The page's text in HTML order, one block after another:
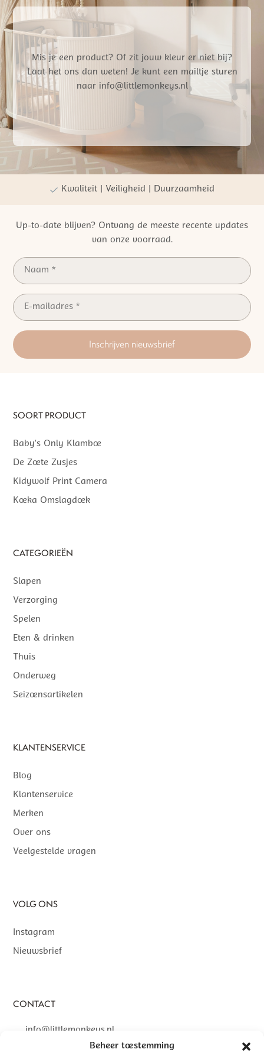
Beheer toestemming
Mis je een product? Of zit jouw kleur er niet bij?
Laat het ons dan weten! Je kunt een mailtje sturen
naar info@littlemonkeys.nl
Gratis verzending vanaf €50,- NL
Persoonlijke winkelervaring
Kwaliteit | Veiligheid | Duurzaamheid
Up-to-date blijven? Ontvang de meeste recente updates
van onze voorraad.
Inschrijven nieuwsbrief
SOORT PRODUCT
Baby’s Only Klamboe
De Zoete Zusjes
Kidywolf Print Camera
Koeka Omslagdoek
CATEGORIEËN
Slapen
Verzorging
Spelen
Eten & drinken
Thuis
Onderweg
Seizoensartikelen
KLANTENSERVICE
Blog
Klantenservice
Merken
Over ons
Veelgestelde vragen
VOLG ONS
Instagram
Nieuwsbrief
CONTACT
info@littlemonkeys.nl